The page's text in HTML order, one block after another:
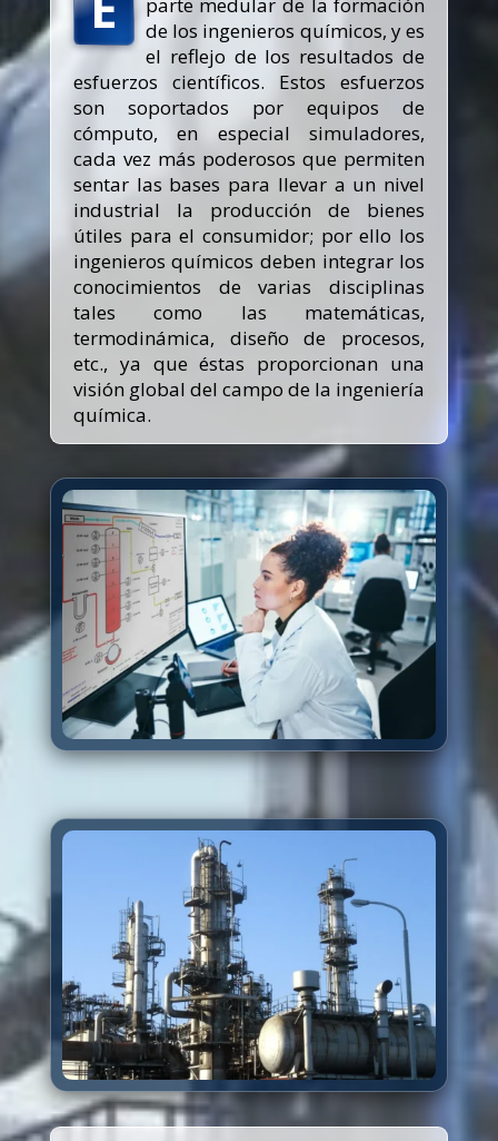
de los ingenieros químicos, y es
el reflejo de los resultados de
esfuerzos científicos. Estos esfuerzos
son soportados por equipos de
cómputo, en especial simuladores,
cada vez más poderosos que permiten
sentar las bases para llevar a un nivel
industrial la producción de bienes
útiles para el consumidor; por ello los
ingenieros químicos deben integrar los
conocimientos de varias disciplinas
tales como las matemáticas,
termodinámica, diseño de procesos,
etc., ya que éstas proporcionan una
visión global del campo de la ingeniería
química.